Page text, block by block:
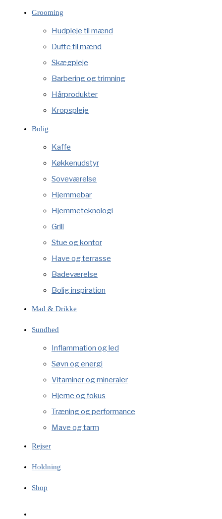
Grooming
Hudpleje til mænd
Dufte til mænd
Skægpleje
Barbering og trimning
Hårprodukter
Kropspleje
Bolig
Kaffe
Køkkenudstyr
Soveværelse
Hjemmebar
Hjemmeteknologi
Grill
Stue og kontor
Have og terrasse
Badeværelse
Bolig inspiration
Mad & Drikke
Sundhed
Inflammation og led
Søvn og energi
Vitaminer og mineraler
Hjerne og fokus
Træning og performance
Mave og tarm
Rejser
Holdning
Shop